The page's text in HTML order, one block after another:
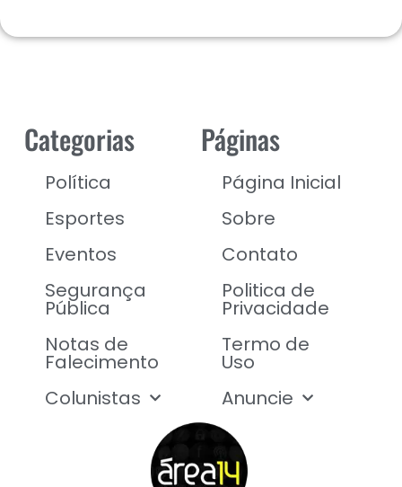
Categorias
Política
Esportes
Eventos
Segurança
Pública
Notas de
Falecimento
Colunistas
Páginas
Página Inicial
Sobre
Contato
Politica de
Privacidade
Termo de
Uso
Anuncie